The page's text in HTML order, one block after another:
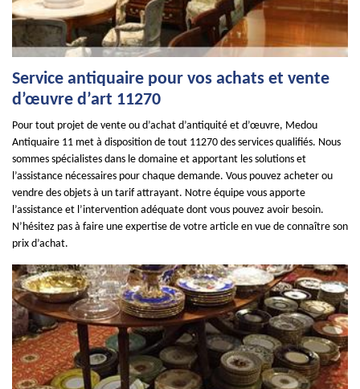
Service antiquaire pour vos achats et vente
d’œuvre d’art 11270
Pour tout projet de vente ou d’achat d’antiquité et d’œuvre, Medou
Antiquaire 11 met à disposition de tout 11270 des services qualifiés. Nous
sommes spécialistes dans le domaine et apportant les solutions et
l’assistance nécessaires pour chaque demande. Vous pouvez acheter ou
vendre des objets à un tarif attrayant. Notre équipe vous apporte
l’assistance et l’intervention adéquate dont vous pouvez avoir besoin.
N’hésitez pas à faire une expertise de votre article en vue de connaître son
prix d’achat.